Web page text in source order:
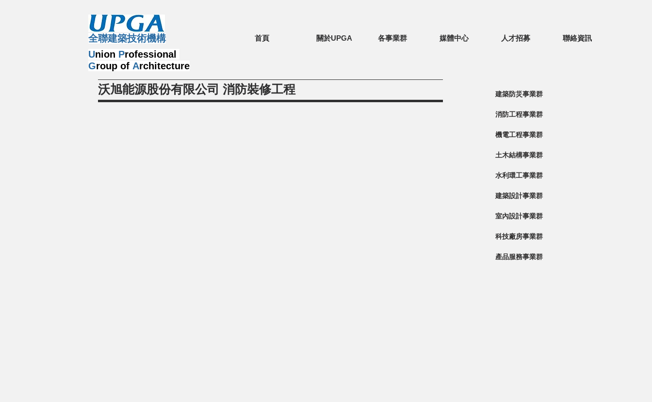
​全聯建築技術機構 首頁 關於UPGA 各事業群 媒體中心 人才招募 聯絡資訊
Union Professional
Group of Architecture
沃旭能源股份有限公司 消防裝修工程 建築防災事業群
消防工程事業群
機電工程事業群
土木結構事業群
水利環工事業群
建築設計事業群
室內設計事業群
科技廠房事業群
產品服務事業群